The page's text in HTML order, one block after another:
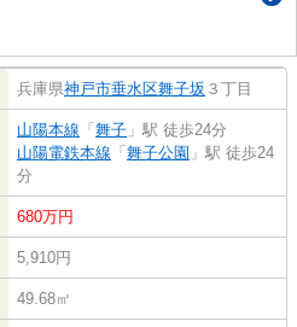
兵庫県神戸市垂水区舞子坂 ３丁目
山陽本線 「 舞子 」駅 徒歩24分
山陽電鉄本線 「 舞子公園 」駅 徒歩24
分
680万円
5,910円
49.68㎡